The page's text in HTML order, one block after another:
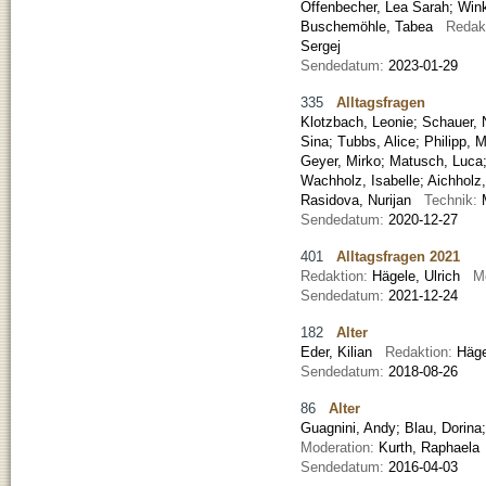
Offenbecher, Lea Sarah;
Buschemöhle, Tabea
Sergej
Sendedatum: 2023-01-29
335 Alltagsfragen
Klotzbach, Leonie; Schauer,
Sina; Tubbs, Alice; Philipp,
Geyer, Mirko; Matusch, Luca
Wachholz, Isabelle;
Rasidova, Nurijan Technik:
Sendedatum: 2020-12-27
401 Alltagsfragen 2021
Redaktion: Hägele, Ulrich
Sendedatum: 2021-12-24
182 Alter
Eder, Kilian
Redaktion:
Sendedatum: 2018-08-26
86 Alter
Guagnini, Andy; Blau, Dorina
Moderation: Kurth,
Sendedatum: 2016-04-03